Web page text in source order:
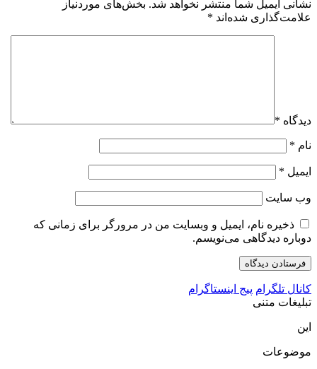
نشانی ایمیل شما منتشر نخواهد شد. بخش‌های موردنیاز
علامت‌گذاری شده‌اند *
دیدگاه *
نام *
ایمیل *
وب‌ سایت
ذخیره نام، ایمیل و وبسایت من در مرورگر برای زمانی که
دوباره دیدگاهی می‌نویسم.
کانال تلگرام پیج اینستاگرام
تبلیغات متنی
این
موضوعات